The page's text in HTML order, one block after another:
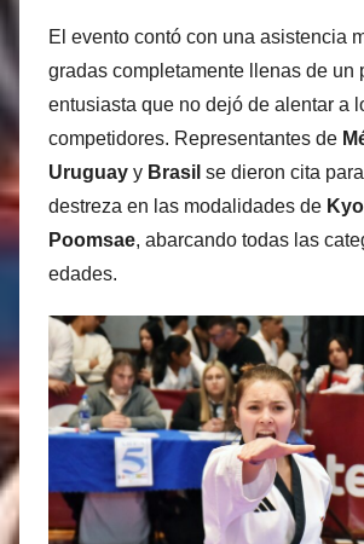
El evento contó con una asistencia
gradas completamente llenas de un
entusiasta que no dejó de alentar a
competidores. Representantes de
Uruguay y Brasil se dieron cita
destreza en las modalidades de
Poomsae, abarcando todas las
edades.